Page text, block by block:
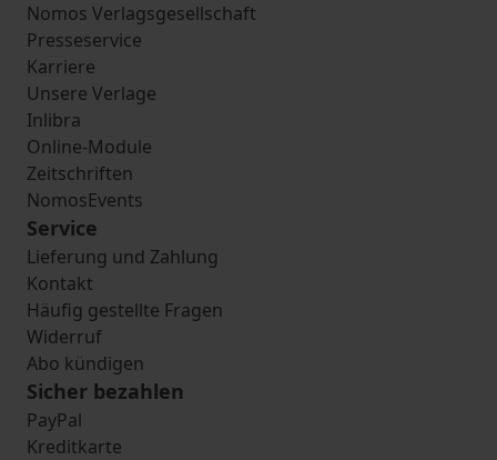
Nomos Verlagsgesellschaft
Presseservice
Karriere
Unsere Verlage
Inlibra
Online-Module
Zeitschriften
NomosEvents
Service
Lieferung und Zahlung
Kontakt
Häufig gestellte Fragen
Widerruf
Abo kündigen
Sicher bezahlen
PayPal
Kreditkarte